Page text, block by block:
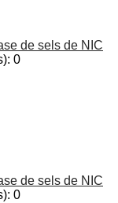
de sels de NIC
0
de sels de NIC
0